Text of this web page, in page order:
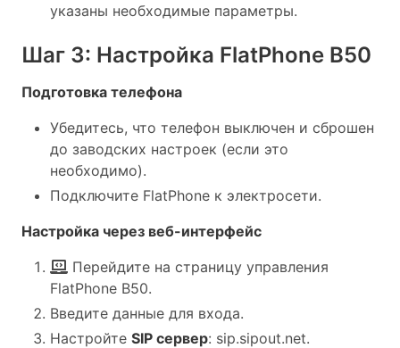
указаны необходимые параметры.
Шаг 3: Настройка FlatPhone B50
Подготовка телефона
Убедитесь, что телефон выключен и сброшен
до заводских настроек (если это
необходимо).
Подключите FlatPhone к электросети.
Настройка через веб-интерфейс
Перейдите на страницу управления
FlatPhone B50.
Введите данные для входа.
Настройте SIP сервер: sip.sipout.net.